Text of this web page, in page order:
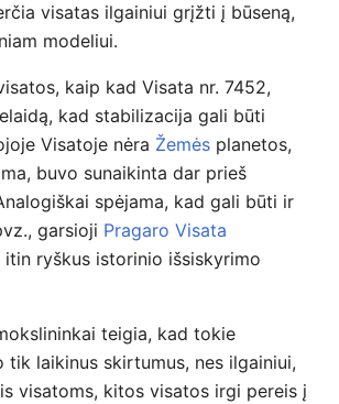
visatas ilgainiui grįžti į būseną,
modeliui.
kaip kad Visata nr. 7452,
kad stabilizacija gali būti
Visatoje nėra Žemės planetos,
buvo sunaikinta dar prieš
spėjama, kad gali būti ir
garsioji Pragaro Visata
itin ryškus istorinio išsiskyrimo
teigia, kad tokie
tik laikinus skirtumus, nes ilgainiui,
visatoms, kitos visatos irgi pereis į